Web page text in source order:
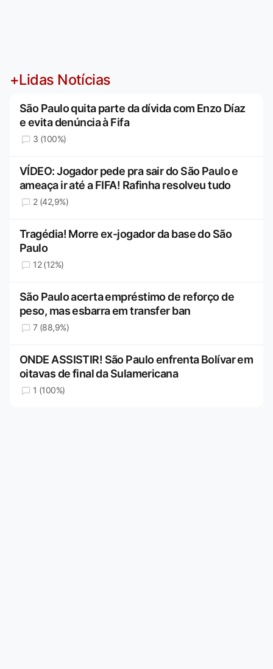
+Lidas Notícias
São Paulo quita parte da dívida com Enzo Díaz
e evita denúncia à Fifa
3 (100%)
VÍDEO: Jogador pede pra sair do São Paulo e
ameaça ir até a FIFA! Rafinha resolveu tudo
2 (42,9%)
Tragédia! Morre ex-jogador da base do São
Paulo
12 (12%)
São Paulo acerta empréstimo de reforço de
peso, mas esbarra em transfer ban
7 (88,9%)
ONDE ASSISTIR! São Paulo enfrenta Bolívar em
oitavas de final da Sulamericana
1 (100%)